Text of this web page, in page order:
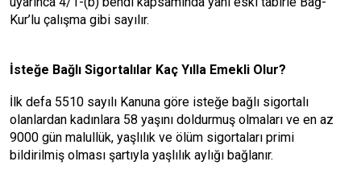
Kur’lu çalışma gibi sayılır.
İsteğe Bağlı Sigortalılar Kaç Yılla Emekli Olur?
İlk defa 5510 sayılı Kanuna göre isteğe bağlı sigortalı
olanlardan kadınlara 58 yaşını doldurmuş olmaları ve en az
9000 gün malullük, yaşlılık ve ölüm sigortaları primi
bildirilmiş olması şartıyla yaşlılık aylığı bağlanır.